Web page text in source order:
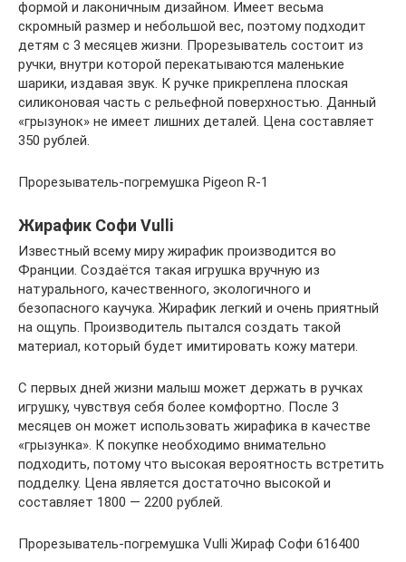
формой и лаконичным дизайном. Имеет весьма
скромный размер и небольшой вес, поэтому подходит
детям с 3 месяцев жизни. Прорезыватель состоит из
ручки, внутри которой перекатываются маленькие
шарики, издавая звук. К ручке прикреплена плоская
силиконовая часть с рельефной поверхностью. Данный
«грызунок» не имеет лишних деталей. Цена составляет
350 рублей.
Прорезыватель-погремушка Pigeon R-1
Жирафик Софи Vulli
Известный всему миру жирафик производится во
Франции. Создаётся такая игрушка вручную из
натурального, качественного, экологичного и
безопасного каучука. Жирафик легкий и очень приятный
на ощупь. Производитель пытался создать такой
материал, который будет имитировать кожу матери.
С первых дней жизни малыш может держать в ручках
игрушку, чувствуя себя более комфортно. После 3
месяцев он может использовать жирафика в качестве
«грызунка». К покупке необходимо внимательно
подходить, потому что высокая вероятность встретить
подделку. Цена является достаточно высокой и
составляет 1800 — 2200 рублей.
Прорезыватель-погремушка Vulli Жираф Софи 616400